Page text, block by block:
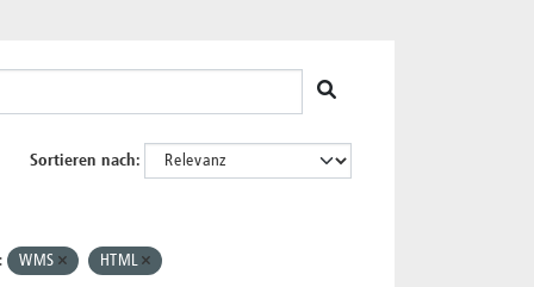
Sortieren nach
WMS HTML